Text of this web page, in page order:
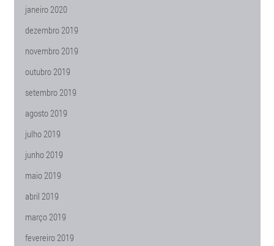
janeiro 2020
dezembro 2019
novembro 2019
outubro 2019
setembro 2019
agosto 2019
julho 2019
junho 2019
maio 2019
abril 2019
março 2019
fevereiro 2019